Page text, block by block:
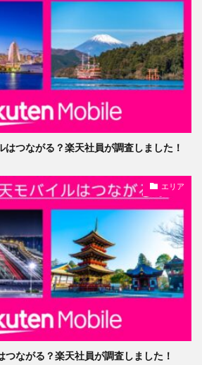
つながる？楽天社員が調査しました！
エリア
ながる？楽天社員が調査しました！